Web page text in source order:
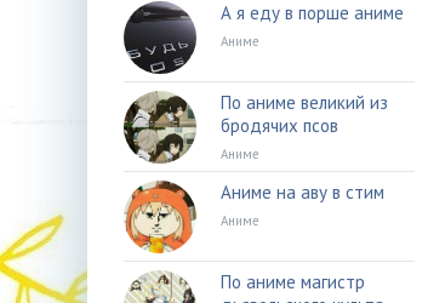
А я еду в порше аниме
Аниме
По аниме великий из
бродячих псов
Аниме
Аниме на аву в стим
Аниме
По аниме магистр